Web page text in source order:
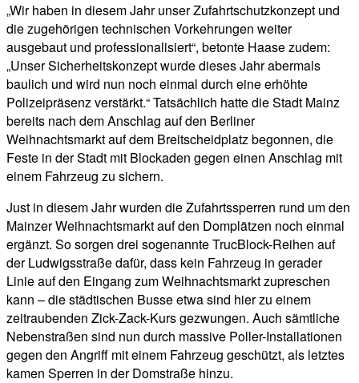
„Wir haben in diesem Jahr unser Zufahrtschutzkonzept und
die zugehörigen technischen Vorkehrungen weiter
ausgebaut und professionalisiert“, betonte Haase zudem:
„Unser Sicherheitskonzept wurde dieses Jahr abermals
baulich und wird nun noch einmal durch eine erhöhte
Polizeipräsenz verstärkt.“ Tatsächlich hatte die Stadt Mainz
bereits nach dem Anschlag auf den Berliner
Weihnachtsmarkt auf dem Breitscheidplatz begonnen, die
Feste in der Stadt mit Blockaden gegen einen Anschlag mit
einem Fahrzeug zu sichern.
Just in diesem Jahr wurden die Zufahrtssperren rund um den
Mainzer Weihnachtsmarkt auf den Domplätzen noch einmal
ergänzt. So sorgen drei sogenannte TrucBlock-Reihen auf
der Ludwigsstraße dafür, dass kein Fahrzeug in gerader
Linie auf den Eingang zum Weihnachtsmarkt zupreschen
kann – die städtischen Busse etwa sind hier zu einem
zeitraubenden Zick-Zack-Kurs gezwungen. Auch sämtliche
Nebenstraßen sind nun durch massive Poller-Installationen
gegen den Angriff mit einem Fahrzeug geschützt, als letztes
kamen Sperren in der Domstraße hinzu.